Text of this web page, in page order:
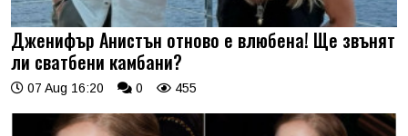
Дженифър Анистън отново е влюбена! Ще звънят
ли сватбени камбани?
07 Aug 16:20 0 455